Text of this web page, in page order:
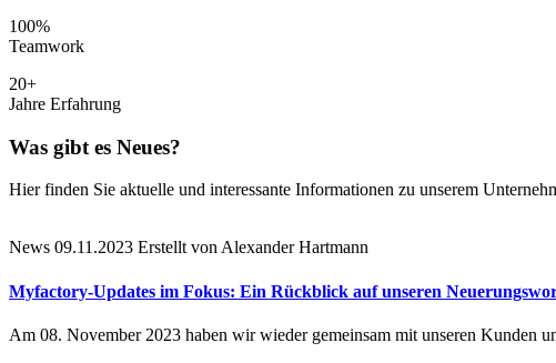
100%
Teamwork
20+
Jahre Erfahrung
Was gibt es Neues?
Hier finden Sie aktuelle und interessante Informationen zu unserem
News 09.11.2023 Erstellt von Alexander Hartmann
Myfactory-Updates im Fokus: Ein Rückblick auf unseren
Am 08. November 2023 haben wir wieder gemeinsam mit unseren Kunden